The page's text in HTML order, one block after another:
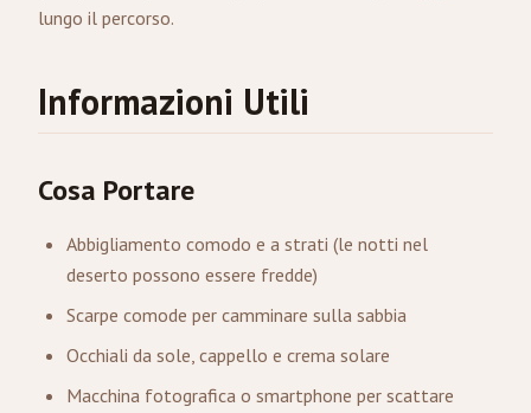
lungo il percorso.
Informazioni Utili
Cosa Portare
Abbigliamento comodo e a strati (le notti nel
deserto possono essere fredde)
Scarpe comode per camminare sulla sabbia
Occhiali da sole, cappello e crema solare
Macchina fotografica o smartphone per scattare